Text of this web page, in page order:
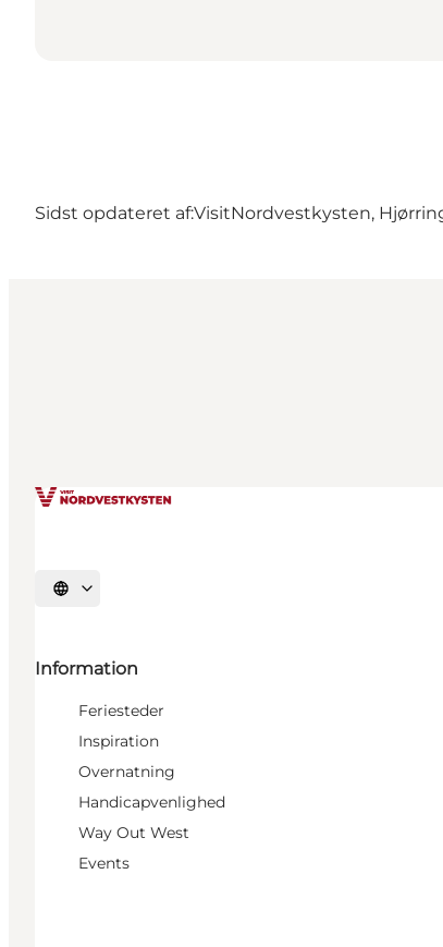
Sidst opdateret af:VisitNordvestkysten,
Vælg sprog
Information
Feriesteder
Inspiration
Overnatning
Handicapvenlighed
Way Out West
Events